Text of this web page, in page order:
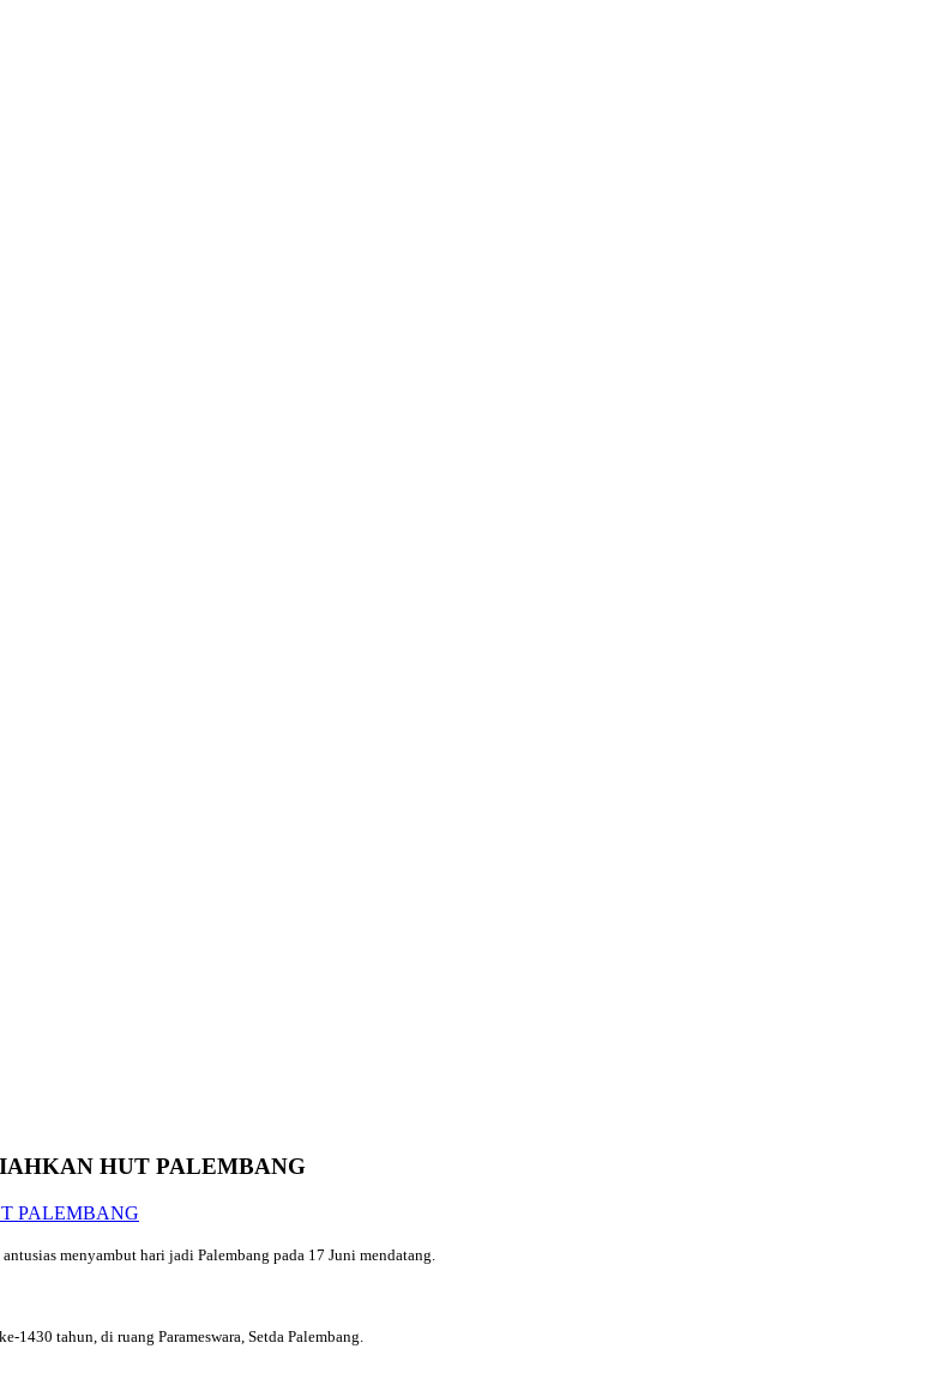
HUT PALEMBANG
menyambut hari jadi Palembang pada 17 Juni mendatang.
tahun, di ruang Parameswara, Setda Palembang.